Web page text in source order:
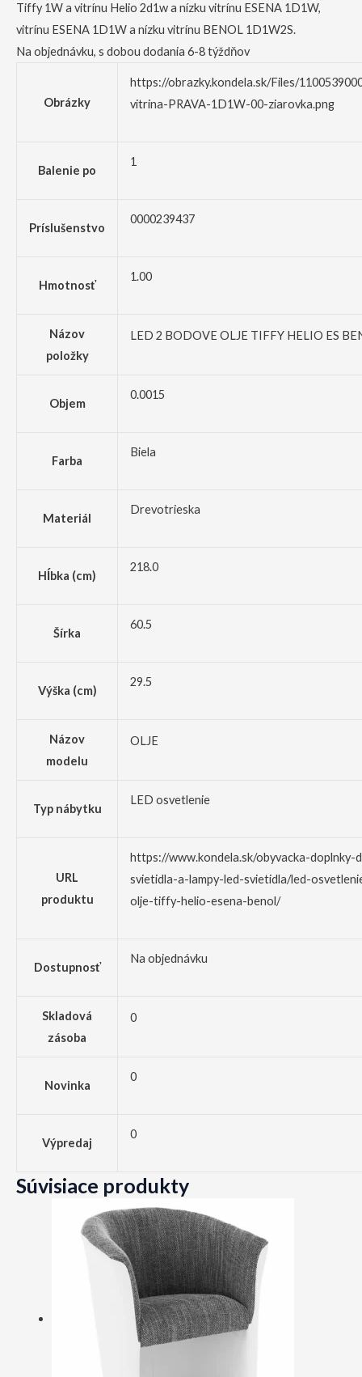
Tiffy 1W a vitrínu Helio 2d1w a nízku vitrínu ESENA 1D1W,
vitrínu ESENA 1D1W a nízku vitrínu BENOL 1D1W2S.
Na objednávku, s dobou dodania 6-8 týždňov
Obrázky
https://obrazky.kondela.sk/Files/
vitrina-PRAVA-1D1W-00-ziarovka.png
Balenie po
1
Príslušenstvo
0000239437
Hmotnosť
1.00
Názov
položky
LED 2 BODOVE OLJE TIFFY HELIO ES
Objem
0.0015
Farba
Biela
Materiál
Drevotrieska
Hĺbka (cm)
218.0
Šírka
60.5
Výška (cm)
29.5
Názov
modelu
OLJE
Typ nábytku
LED osvetlenie
URL
produktu
https://www.kondela.sk/obyvacka-doplnky-
svietidla-a-lampy-led-svietidla/led-
olje-tiffy-helio-esena-benol/
Dostupnosť
Na objednávku
Skladová
zásoba
0
Novinka
0
Výpredaj
0
Súvisiace produkty